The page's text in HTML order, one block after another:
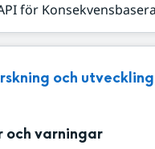
för
och utveckling
och varningar